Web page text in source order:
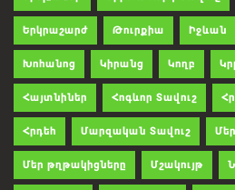
Երկրաշարժ Թուրքիա Իջևան
Խոհանոց Կիրանց Կողբ
Հայտնիներ Հոգևոր Տավուշ
Հրդեհ Մարզական Տավուշ
Մեր թղթակիցները Մշակույթ